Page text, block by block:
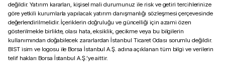
değildir. Yatırım kararları, kişisel mali durumunuz ile risk ve getiri tercihlerinize
göre yetkili kurumlarla yapılacak yatırım danışmanlığı sözleşmesi çerçevesinde
değerlendirilmelidir. İçeriklerin doğruluğu ve güncelliği için azami özen
gösterilmekle birlikte, olası hata, eksiklik, gecikme veya bu bilgilerin
kullanımından doğabilecek zararlardan İstanbul Ticaret Odası sorumlu değildir.
BIST isim ve logosu ile Borsa İstanbul A.Ş. adına açıklanan tüm bilgi ve verilerin
telif hakları Borsa İstanbul A.Ş.’ye aittir.